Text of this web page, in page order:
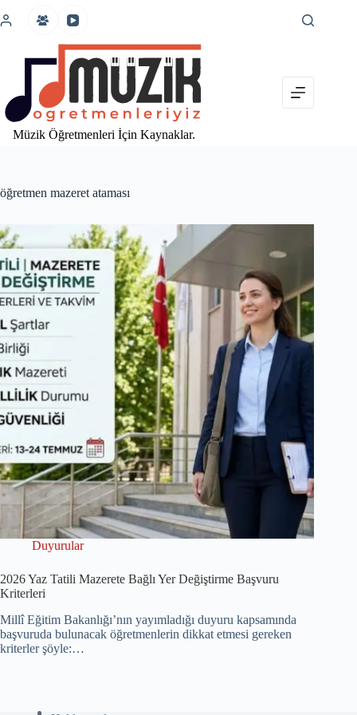
atla
Müzik Öğretmenleri İçin Kaynaklar.
öğretmen mazeret ataması
Duyurular
2026 Yaz Tatili Mazerete Bağlı Yer Değiştirme Başvuru
Kriterleri
Millî Eğitim Bakanlığı’nın yayımladığı duyuru kapsamında
başvuruda bulunacak öğretmenlerin dikkat etmesi gereken
kriterler şöyle:…